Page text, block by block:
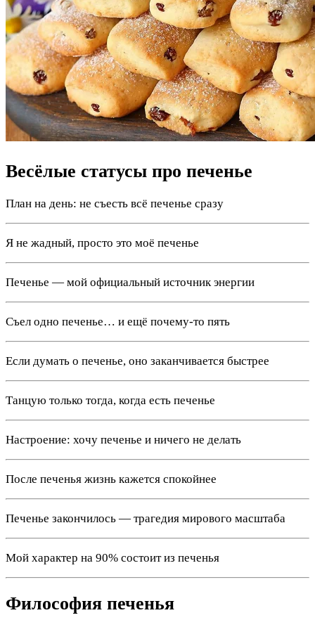
Весёлые статусы про печенье
План на день: не съесть всё печенье сразу
Я не жадный, просто это моё печенье
Печенье — мой официальный источник энергии
Съел одно печенье… и ещё почему-то пять
Если думать о печенье, оно заканчивается быстрее
Танцую только тогда, когда есть печенье
Настроение: хочу печенье и ничего не делать
После печенья жизнь кажется спокойнее
Печенье закончилось — трагедия мирового масштаба
Мой характер на 90% состоит из печенья
Философия печенья